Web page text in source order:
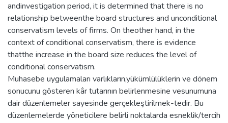
andinvestigation period, it is determined that there is no
relationship betweenthe board structures and unconditional
conservatism levels of firms. On theother hand, in the
context of conditional conservatism, there is evidence
thatthe increase in the board size reduces the level of
conditional conservatism.
Muhasebe uygulamaları varlıkların,yükümlülüklerin ve dönem
sonucunu gösteren kâr tutarının belirlenmesine vesunumuna
dair düzenlemeler sayesinde gerçekleştirilmek-tedir. Bu
düzenlemelerde yöneticilere belirli noktalarda esneklik/tercih